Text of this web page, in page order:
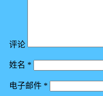
评论
姓名 *
电子邮件 *